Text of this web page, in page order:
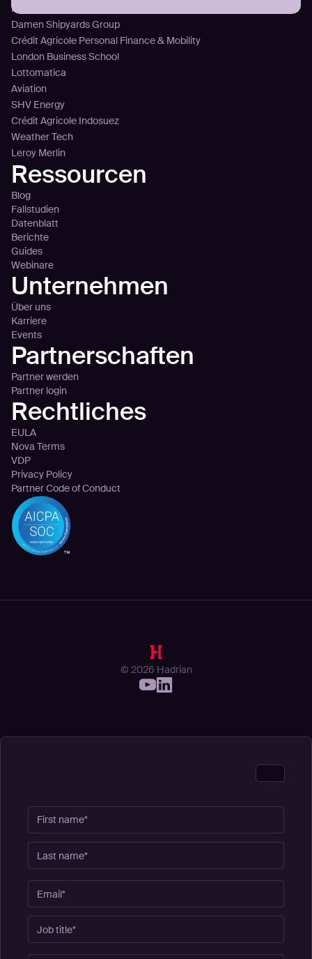
ICT Group
Damen Shipyards Group
Crédit Agricole Personal Finance & Mobility
London Business School
Lottomatica
Aviation
SHV Energy
Crédit Agricole Indosuez
Weather Tech
Leroy Merlin
Ressourcen
Blog
Fallstudien
Datenblatt
Berichte
Guides
Webinare
Unternehmen
Über uns
Karriere
Events
Partnerschaften
Partner werden
Partner login
Rechtliches
EULA
Nova Terms
VDP
Privacy Policy
Partner Code of Conduct
© 2026 Hadrian